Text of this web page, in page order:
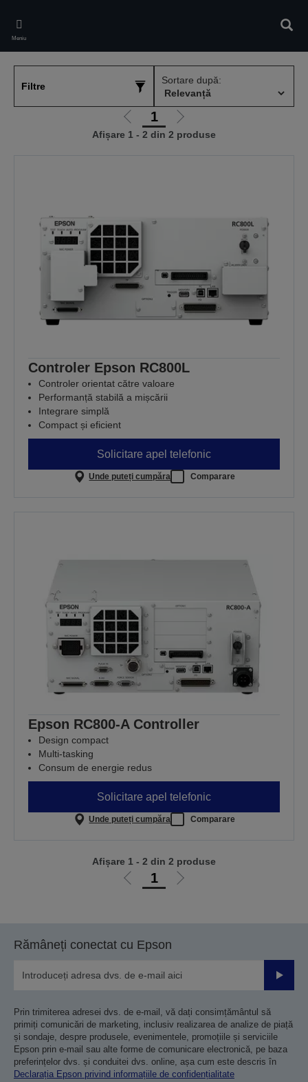
main
content
Meniu
Filtre
Sortare după:
Mergi
la
1
Mergi
la
Afișare 1 - 2 din 2 produse
Controler Epson RC800L
Controler orientat către valoare
Performanță stabilă a mișcării
Integrare simplă
Compact și eficient
Solicitare apel telefonic
Unde puteți cumpăra Comparare
Epson RC800-A Controller
Design compact
Multi-tasking
Consum de energie redus
Solicitare apel telefonic
Unde puteți cumpăra Comparare
Mergi
1
Mergi
Afișare 1 - 2 din 2 produse
Rămâneți conectat cu Epson
Prin trimiterea adresei dvs. de e-mail, vă dați consimțământul să
primiți comunicări de marketing, inclusiv realizarea de analize de piață
și sondaje, despre produsele, evenimentele, promoțiile și serviciile
Epson prin e-mail sau alte forme de comunicare electronică, pe baza
preferințelor dvs. și conduitei dvs. online, așa cum este descris în
Declarația Epson privind informațiile de confidențialitate